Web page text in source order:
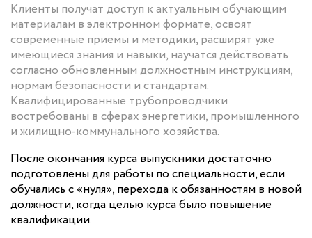
Клиенты получат доступ к актуальным обучающим
материалам в электронном формате, освоят
современные приемы и методики, расширят уже
имеющиеся знания и навыки, научатся действовать
согласно обновленным должностным инструкциям,
нормам безопасности и стандартам.
Квалифицированные трубопроводчики
востребованы в сферах энергетики, промышленного
и жилищно-коммунального хозяйства.
После окончания курса выпускники достаточно
подготовлены для работы по специальности, если
обучались с «нуля», перехода к обязанностям в новой
должности, когда целью курса было повышение
квалификации.